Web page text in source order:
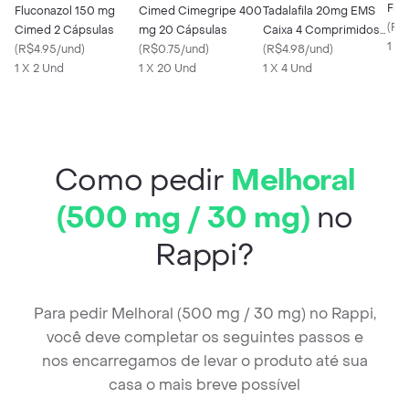
Fluconazol 150 mg
Cimed 2 Cápsulas
(R$4.95/und)
1 X 2 Und
Cimed Cimegripe 400
mg 20 Cápsulas
(R$0.75/und)
1 X 20 Und
Tadalafila 20mg EMS
Caixa 4 Comprimidos
Revestidos
(R$4.98/und)
1 X 4 Und
(
1 X
Como pedir Melhoral
(500 mg / 30 mg) no
Rappi?
Para pedir Melhoral (500 mg / 30 mg) no Rappi,
você deve completar os seguintes passos e
nos encarregamos de levar o produto até sua
casa o mais breve possível